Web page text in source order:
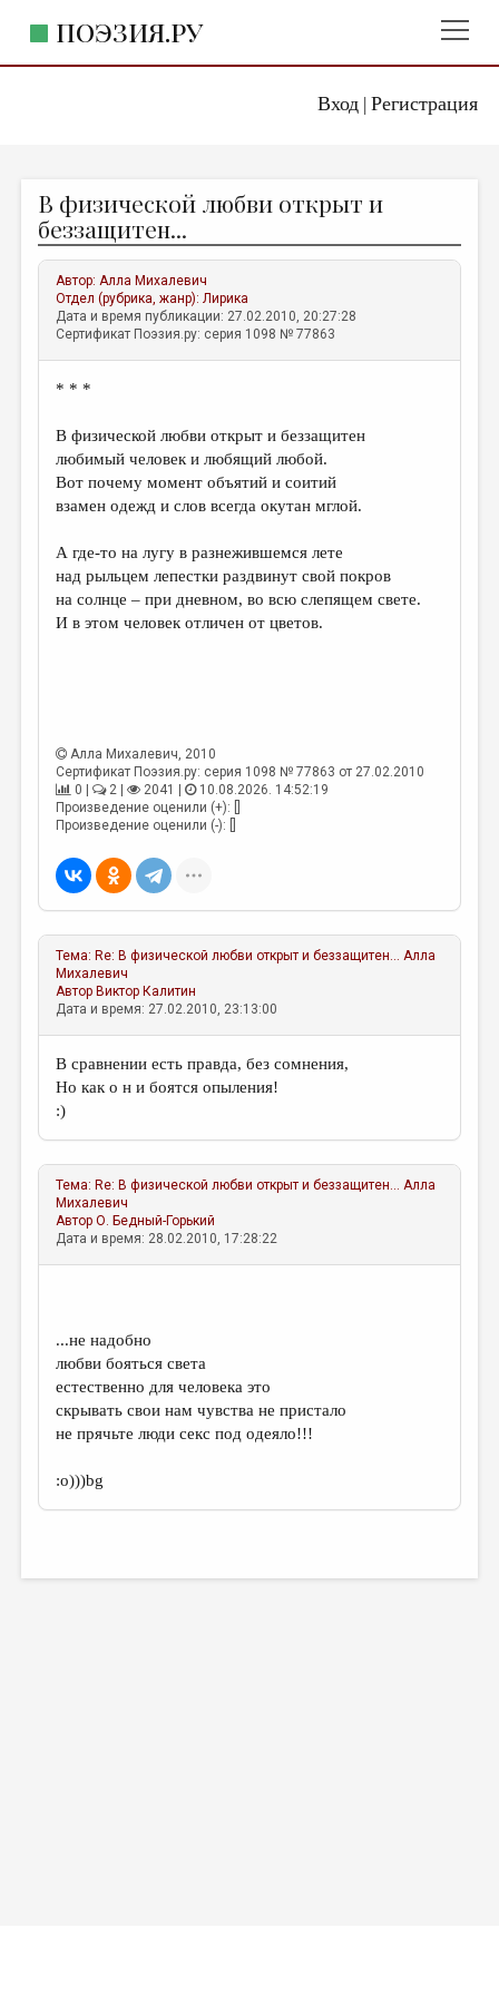
Вход| Регистрация
ПОЭЗИЯ.РУ
ЖАНРЫ
АВТОРЫ
КОММЕНТАРИИ
ЛИТСАЛОН
ОТДЕЛЫ И РУБРИКИ
ИЗБРАННОЕ
ПРОИЗВЕДЕНИЯ
ПЕРЕВОДЫ
ОБЗОР ЛИТЕРАТУРЫ
СТРАНИЦЫ ПАМЯТИ
КОЛОНКА РЕДАКТОРА
ОТ РЕДАКЦИИ
МАЛАЯ ПРОЗА
ЛИТЕРАТУРОВЕДЕНИЕ
КУЛЬТУРОВЕДЕНИЕ
ПУБЛИЦИСТИКА
РЕЦЕНЗИРОВАНИЕ
ЦИКЛЫ ПУБЛИКАЦИЙ
ВКОНТАКТЕ
В физической любви открыт и
беззащитен...
Автор:Алла Михалевич
Отдел (рубрика, жанр):Лирика
Дата и время публикации: 27.02.2010, 20:27:28
Сертификат Поэзия.ру: серия 1098 № 77863
* * *
В физической любви открыт и беззащитен
любимый человек и любящий любой.
Вот почему момент объятий и соитий
взамен одежд и слов всегда окутан мглой.
А где-то на лугу в разнежившемся лете
над рыльцем лепестки раздвинут свой покров
на солнце – при дневном, во всю слепящем свете.
И в этом человек отличен от цветов.
Алла Михалевич, 2010
Сертификат Поэзия.ру: серия 1098 № 77863 от 27.02.2010
0 |
2 | 2041 |
10.08.2026. 14:52:19
Произведение оценили (+): []
Произведение оценили (-): []
Тема: Re: В физической любви открыт и беззащитен... Алла
Михалевич
Автор Виктор Калитин
Дата и время: 27.02.2010, 23:13:00
В сравнении есть правда, без сомнения,
Но как о н и боятся опыления!
:)
Тема: Re: В физической любви открыт и беззащитен... Алла
Михалевич
АвторО. Бедный-Горький
Дата и время: 28.02.2010, 17:28:22
...не надобно
любви бояться света
естественно для человека это
скрывать свои нам чувства не пристало
не прячьте люди секс под одеяло!!!
:о)))bg